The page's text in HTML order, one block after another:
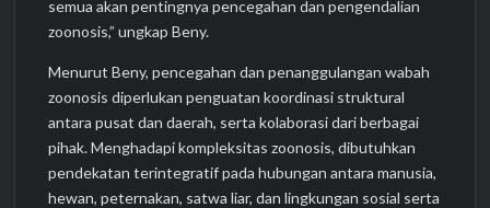
semua akan pentingnya pencegahan dan pengendalian
zoonosis,” ungkap Beny.
Menurut Beny, pencegahan dan penanggulangan wabah
zoonosis diperlukan penguatan koordinasi struktural
antara pusat dan daerah, serta kolaborasi dari berbagai
pihak. Menghadapi kompleksitas zoonosis, dibutuhkan
pendekatan terintegratif pada hubungan antara manusia,
hewan, peternakan, satwa liar, dan lingkungan sosial serta